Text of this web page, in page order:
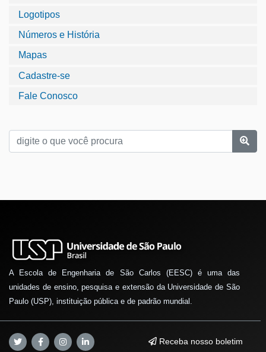
Logotipos
Números e História
Mapas
Cadastre-se
Fale Conosco
A Escola de Engenharia de São Carlos (EESC) é uma das
unidades de ensino, pesquisa e extensão da Universidade de São
Paulo (USP), instituição pública e de padrão mundial.
Receba nosso boletim